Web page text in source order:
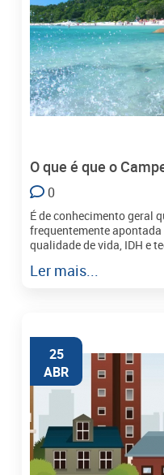
O que é que o
0
É de conhecimento geral
frequentemente
qualidade de vida, IDH e
Ler mais...
25
ABR